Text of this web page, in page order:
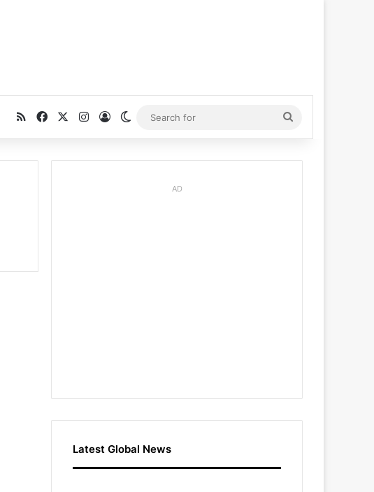
RSS FacebookInstagram
Log InSwitch skin
for
AD
Latest Global News